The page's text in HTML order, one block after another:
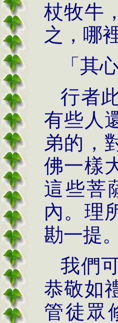
杖牧牛
之，哪
「其
行者
有些人
弟的，
佛一樣
這些菩
內。理
勘一提。
我們
恭敬如
管徒眾